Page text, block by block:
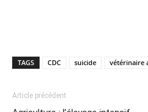
TAGS CDC suicide vétérinaire
Article précédent